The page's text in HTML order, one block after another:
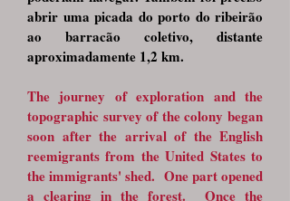
abrir uma picada do porto do ribeirão
ao barracão coletivo, distante
aproximadamente 1,2 km.
The journey of exploration and the
topographic survey of the colony began
soon after the arrival of the English
reemigrants from the United States to
the immigrants' shed. One part opened
a clearing in the forest. Once the